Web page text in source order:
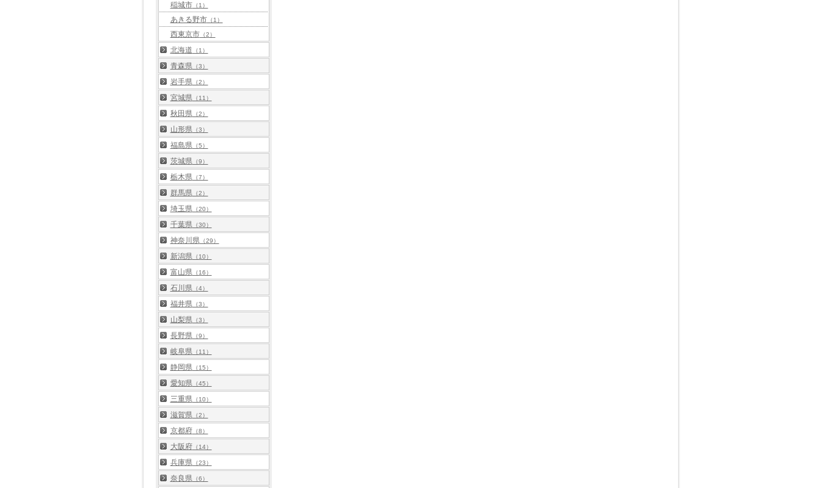
稲城市（1）
あきる野市（1）
西東京市（2）
北海道 （1）
青森県 （3）
岩手県 （2）
宮城県 （11）
秋田県 （2）
山形県 （3）
福島県 （5）
茨城県 （9）
栃木県 （7）
群馬県 （2）
埼玉県 （20）
千葉県 （30）
神奈川県 （29）
新潟県 （10）
富山県 （16）
石川県 （4）
福井県 （3）
山梨県 （3）
長野県 （9）
岐阜県 （11）
静岡県 （15）
愛知県 （45）
三重県 （10）
滋賀県 （2）
京都府（8）
大阪府（14）
兵庫県 （23）
奈良県 （6）